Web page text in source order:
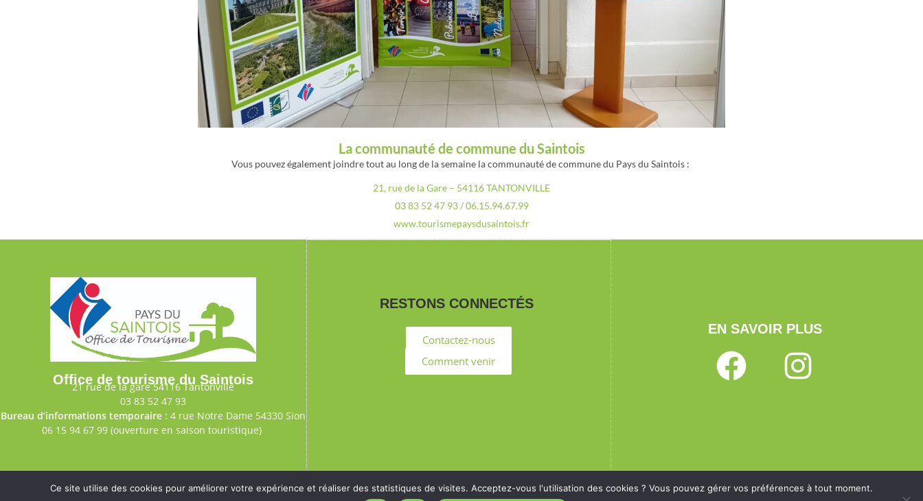
La communauté de commune du Saintois
Vous pouvez également joindre tout au long de la semaine la communauté de commune du Pays du Saintois :
21, rue de la Gare – 54116 TANTONVILLE
03 83 52 47 93 / 06.15.94.67.99
www.tourismepaysdusaintois.fr
Office de tourisme du Saintois
21 rue de la gare 54116 Tantonville
03 83 52 47 93
Bureau d’informations temporaire : 4 rue Notre Dame 54330 Sion
06 15 94 67 99 (ouverture en saison touristique)
RESTONS CONNECTÉS
Contactez-nous
Comment venir
EN SAVOIR PLUS
Ce site utilise des cookies pour améliorer votre expérience et réaliser des statistiques de visites. Acceptez-vous l'utilisation des cookies ? Vous pouvez gérer vos préférences à tout moment.